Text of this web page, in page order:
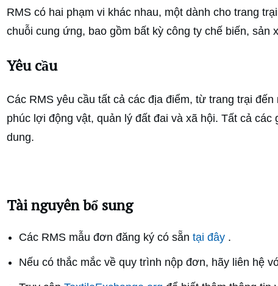
RMS có hai phạm vi khác nhau, một dành cho trang
chuỗi cung ứng, bao gồm bất kỳ công ty chế biến, sản
Yêu cầu
Các RMS yêu cầu tất cả các địa điểm, từ trang trại
phúc lợi động vật, quản lý đất đai và xã hội. Tất cả
dung.
Tài nguyên bổ sung
Các RMS mẫu đơn đăng ký có sẵn tại đây .
Nếu có thắc mắc về quy trình nộp đơn, hãy liên hệ